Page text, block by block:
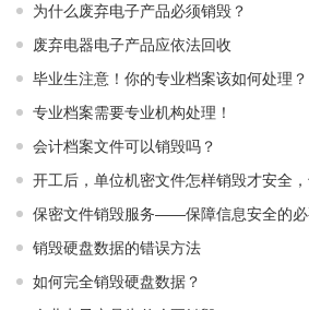
为什么废弃电子产品必须销毁？
废弃电器电子产品应依法回收
毕业生注意！你的专业档案该如何处理？
专业档案需要专业机构处理！
会计档案文件可以销毁吗？
开工后，单位机密文件怎样销毁才安全，
保密文件销毁服务——保障信息安全的
销毁硬盘数据的错误方法
如何完全销毁硬盘数据？